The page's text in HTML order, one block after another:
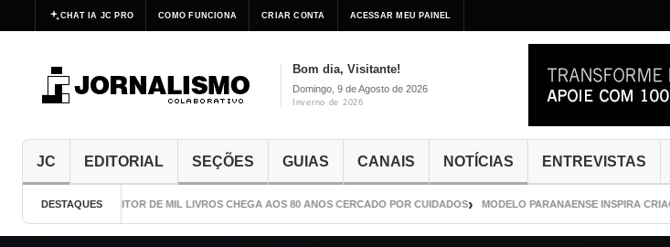
CHAT IA JC PRO COMO FUNCIONA CRIAR CONTA ACESSAR MEU PAINEL
Bom dia, Visitante!
Domingo, 9 de Agosto de 2026
Inverno de 2026
JC EDITORIAL SEÇÕES GUIAS CANAIS NOTÍCIAS ENTREVISTAS
DESTAQUES
O ESCRITOR DE MIL LIVROS CHEGA AOS 80 ANOS CERCADO POR CUIDADOS MODELO PARANAENSE INSPIRA